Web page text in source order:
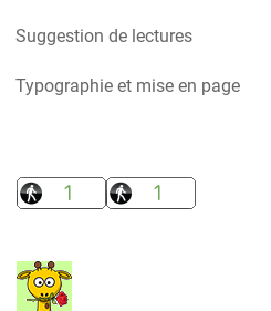
Suggestion de lectures
Typographie et mise en page